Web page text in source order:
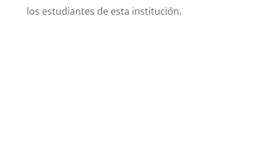
los estudiantes de esta institución.